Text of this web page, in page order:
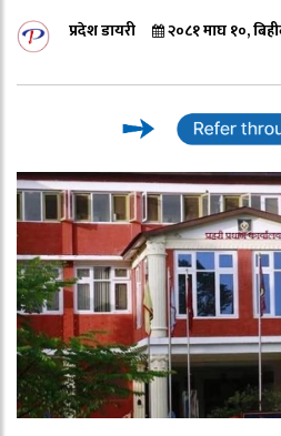
प्रदेश डायरी २०८१ माघ १०,